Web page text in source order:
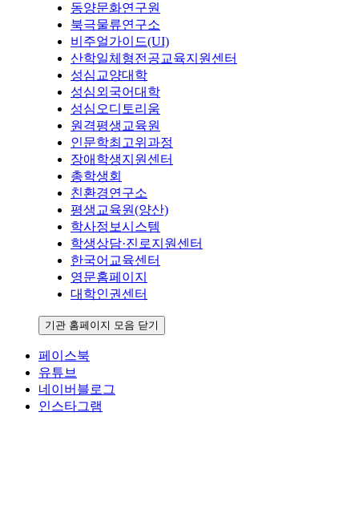
동양문화연구원
북극물류연구소
비주얼가이드(UI)
산학일체형전공교육지원센터
성심교양대학
성심외국어대학
성심오디토리움
원격평생교육원
인문학최고위과정
장애학생지원센터
총학생회
친환경연구소
평생교육원(양산)
학사정보시스템
학생상담·진로지원센터
한국어교육센터
영문홈페이지
대학인권센터
기관 홈페이지 모음 닫기
페이스북
유튜브
네이버블로그
인스타그램